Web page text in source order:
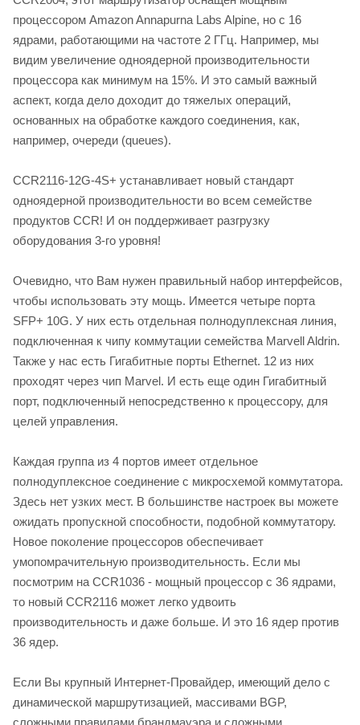
процессором Amazon Annapurna Labs Alpine, но с 16
ядрами, работающими на частоте 2 ГГц. Например, мы
видим увеличение одноядерной производительности
процессора как минимум на 15%. И это самый важный
аспект, когда дело доходит до тяжелых операций,
основанных на обработке каждого соединения, как,
например, очереди (queues).
CCR2116-12G-4S+ устанавливает новый стандарт
одноядерной производительности во всем семействе
продуктов CCR! И он поддерживает разгрузку
оборудования 3-го уровня!
Очевидно, что Вам нужен правильный набор интерфейсов,
чтобы использовать эту мощь. Имеется четыре порта
SFP+ 10G. У них есть отдельная полнодуплексная линия,
подключенная к чипу коммутации семейства Marvell Aldrin.
Также у нас есть Гигабитные порты Ethernet. 12 из них
проходят через чип Marvel. И есть еще один Гигабитный
порт, подключенный непосредственно к процессору, для
целей управления.
Каждая группа из 4 портов имеет отдельное
полнодуплексное соединение с микросхемой коммутатора.
Здесь нет узких мест. В большинстве настроек вы можете
ожидать пропускной способности, подобной коммутатору.
Новое поколение процессоров обеспечивает
умопомрачительную производительность. Если мы
посмотрим на CCR1036 - мощный процессор с 36 ядрами,
то новый CCR2116 может легко удвоить
производительность и даже больше. И это 16 ядер против
36 ядер.
Если Вы крупный Интернет-Провайдер, имеющий дело с
динамической маршрутизацией, массивами BGP,
сложными правилами брандмауэра и сложными